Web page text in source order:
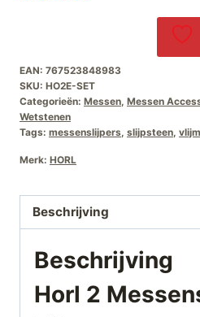
EAN: 767523848983
SKU: HO2E-SET
Categorieën: Messen, Messen
Wetstenen
Tags: messenslijpers, slijpsteen,
Merk: HORL
Beschrijving
Beschrijving
Horl 2